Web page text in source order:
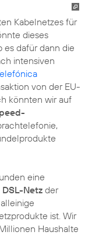
Kabelnetzes für
dieses
es dafür dann die
intensiven
von der EU-
könnten wir auf
eine
Netzder
ist. Wir
Haushalte